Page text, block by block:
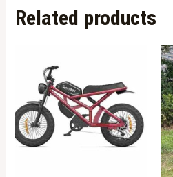
Related products